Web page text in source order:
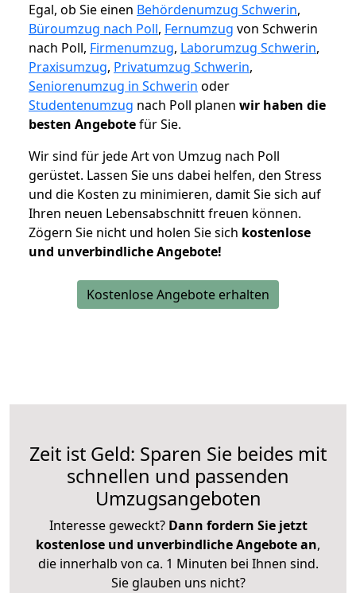
Egal, ob Sie einen Behördenumzug Schwerin,
Büroumzug nach Poll, Fernumzug von Schwerin
nach Poll, Firmenumzug, Laborumzug Schwerin,
Praxisumzug, Privatumzug Schwerin,
Seniorenumzug in Schwerin oder
Studentenumzug nach Poll planen wir haben die
besten Angebotefür Sie.
Wir sind für jede Art von Umzug nach Poll
gerüstet. Lassen Sie uns dabei helfen, den Stress
und die Kosten zu minimieren, damit Sie sich auf
Ihren neuen Lebensabschnitt freuen können.
Zögern Sie nicht und holen Sie sich kostenlose
und unverbindliche Angebote!
Kostenlose Angebote erhalten
Zeit ist Geld: Sparen Sie beides mit
schnellen und passenden
Umzugsangeboten
Interesse geweckt? Dann fordern Sie jetzt
kostenlose und unverbindliche Angebote an,
die innerhalb von ca. 1 Minuten bei Ihnen sind.
Sie glauben uns nicht?